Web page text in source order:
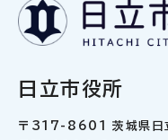
日立市役所
〒317-8601 茨城県日